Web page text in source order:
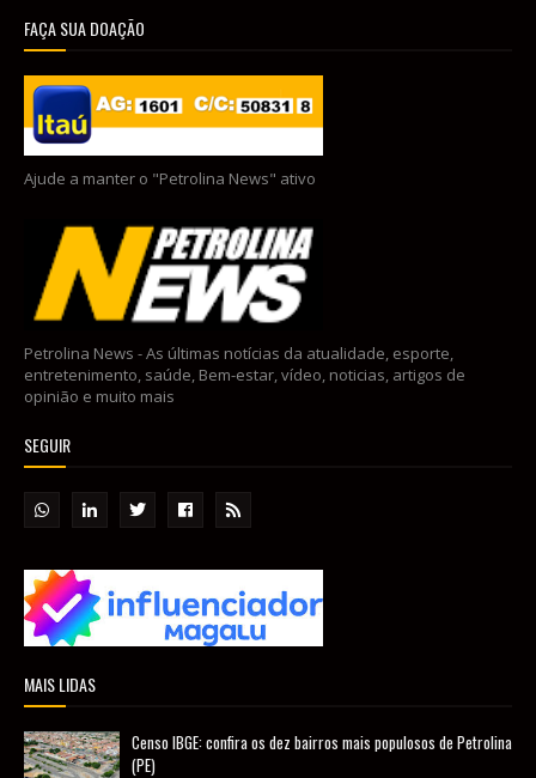
FAÇA SUA DOAÇÃO
Ajude a manter o "Petrolina News" ativo
Petrolina News - As últimas notícias da atualidade, esporte,
entretenimento, saúde, Bem-estar, vídeo, noticias, artigos de
opinião e muito mais
SEGUIR
MAIS LIDAS
Censo IBGE: confira os dez bairros mais populosos de Petrolina
(PE)